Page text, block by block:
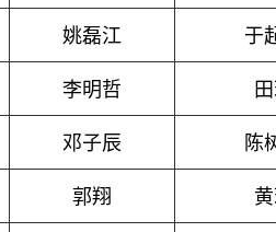
姚磊江
于
李明哲
邓子辰
陈
郭翔